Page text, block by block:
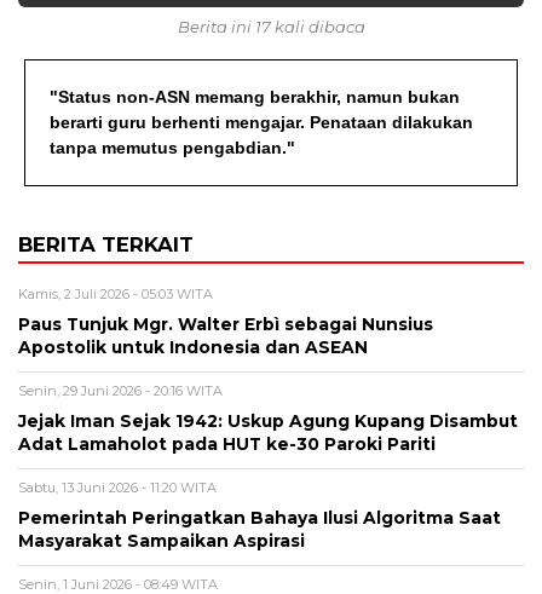
Berita ini 17 kali dibaca
"Status non-ASN memang berakhir, namun bukan
berarti guru berhenti mengajar. Penataan dilakukan
tanpa memutus pengabdian."
BERITA TERKAIT
Kamis, 2 Juli 2026 - 05:03 WITA
Paus Tunjuk Mgr. Walter Erbì sebagai Nunsius
Apostolik untuk Indonesia dan ASEAN
Senin, 29 Juni 2026 - 20:16 WITA
Jejak Iman Sejak 1942: Uskup Agung Kupang Disambut
Adat Lamaholot pada HUT ke-30 Paroki Pariti
Sabtu, 13 Juni 2026 - 11:20 WITA
Pemerintah Peringatkan Bahaya Ilusi Algoritma Saat
Masyarakat Sampaikan Aspirasi
Senin, 1 Juni 2026 - 08:49 WITA